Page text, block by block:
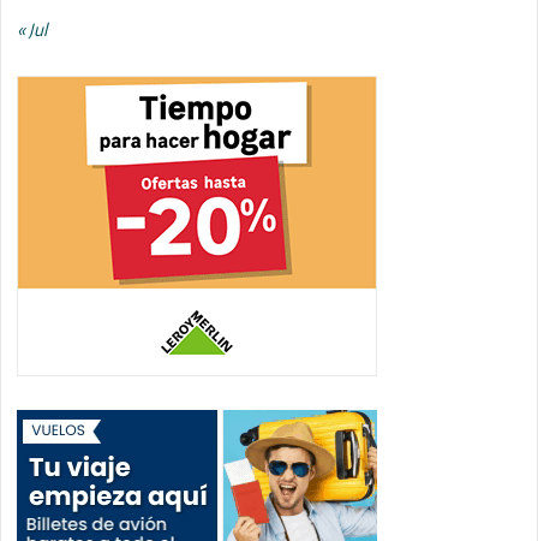
« Jul